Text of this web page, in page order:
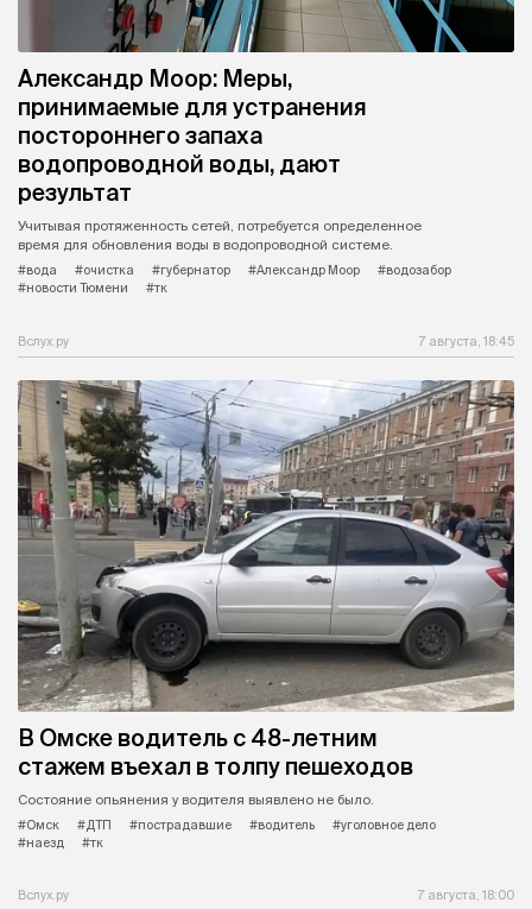
Александр Моор: Меры,
принимаемые для устранения
постороннего запаха
водопроводной воды, дают
результат
Учитывая протяженность сетей, потребуется определенное
время для обновления воды в водопроводной системе.
#вода
#очистка #губернатор #Александр Моор
#водозабор
#новости Тюмени
#тк
Вслух.ру 7 августа, 18:45
В Омске водитель с 48-летним
стажем въехал в толпу пешеходов
Состояние опьянения у водителя выявлено не было.
#Омск
#ДТП #пострадавшие #водитель
#уголовное дело
#наезд
#тк
Вслух.ру 7 августа, 18:00